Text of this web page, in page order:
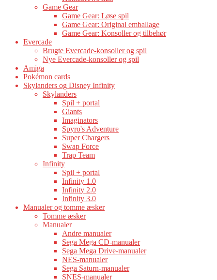
Game Gear
Game Gear: Løse spil
Game Gear: Original emballage
Game Gear: Konsoller og tilbehør
Evercade
Brugte Evercade-konsoller og spil
Nye Evercade-konsoller og spil
Amiga
Pokémon cards
Skylanders og Disney Infinity
Skylanders
Spil + portal
Giants
Imaginators
Spyro's Adventure
Super Chargers
Swap Force
Trap Team
Infinity
Spil + portal
Infinity 1.0
Infinity 2.0
Infinity 3.0
Manualer og tomme æsker
Tomme æsker
Manualer
Andre manualer
Sega Mega CD-manualer
Sega Mega Drive-manualer
NES-manualer
Sega Saturn-manualer
SNES-manualer